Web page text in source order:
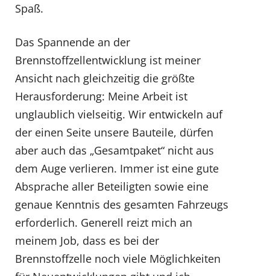
Spaß.
Das Spannende an der
Brennstoffzellentwicklung ist meiner
Ansicht nach gleichzeitig die größte
Herausforderung: Meine Arbeit ist
unglaublich vielseitig. Wir entwickeln auf
der einen Seite unsere Bauteile, dürfen
aber auch das „Gesamtpaket“ nicht aus
dem Auge verlieren. Immer ist eine gute
Absprache aller Beteiligten sowie eine
genaue Kenntnis des gesamten Fahrzeugs
erforderlich. Generell reizt mich an
meinem Job, dass es bei der
Brennstoffzelle noch viele Möglichkeiten